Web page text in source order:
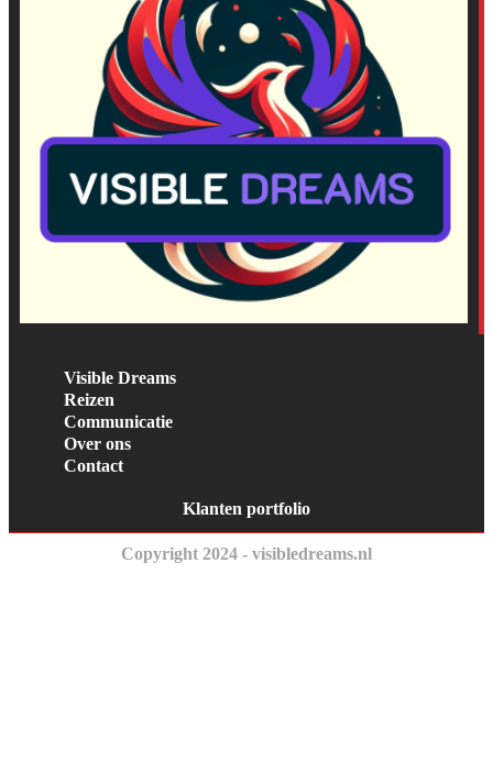
Visible Dreams
Reizen
Communicatie
Over ons
Contact
Klanten portfolio
Copyright 2024 - visibledreams.nl